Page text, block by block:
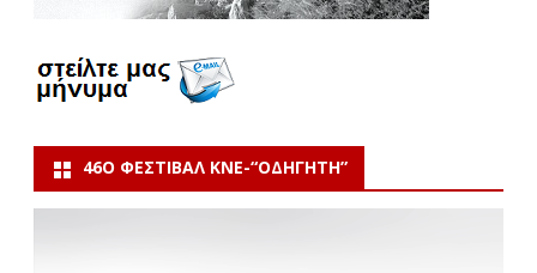
46Ο ΦΕΣΤΙΒΆΛ ΚΝΕ-“ΟΔΗΓΗΤΗ”
Πρόγραμμα